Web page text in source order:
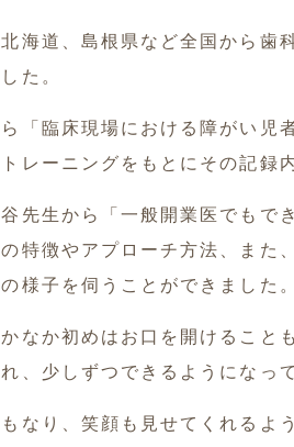
海道、島根県など全国から歯
た。
「臨床現場における障がい児
レーニングをもとにその記録
先生から「一般開業医でもで
特徴やアプローチ方法、また
様子を伺うことができました。
なか初めはお口を開けること
、少しずつできるようになっ
なり、笑顔も見せてくれるよ